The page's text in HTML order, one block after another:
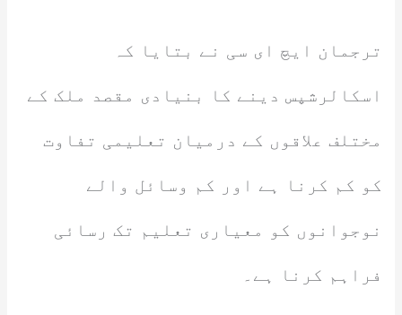
ترجمان ایچ ای سی نے بتایا کہ
اسکالرشپس دینے کا بنیادی مقصد ملک کے
مختلف علاقوں کے درمیان تعلیمی تفاوت
کو کم کرنا ہے اور کم وسائل والے
نوجوانوں کو معیاری تعلیم تک رسائی
فراہم کرنا ہے۔